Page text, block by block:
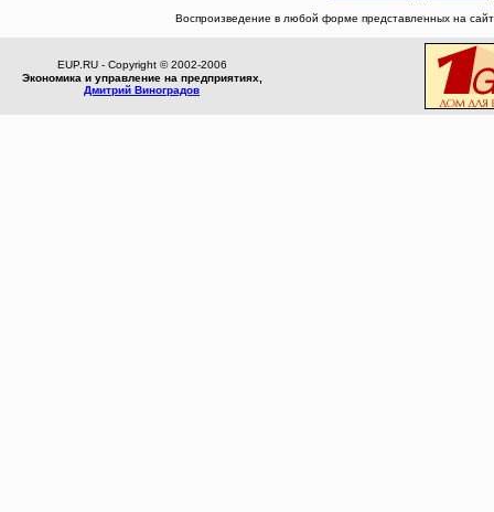
Воспроизведение в любой форме представленных на
EUP.RU - Copyright © 2002-2006
Экономика и управление на предприятиях,
Дмитрий Виноградов